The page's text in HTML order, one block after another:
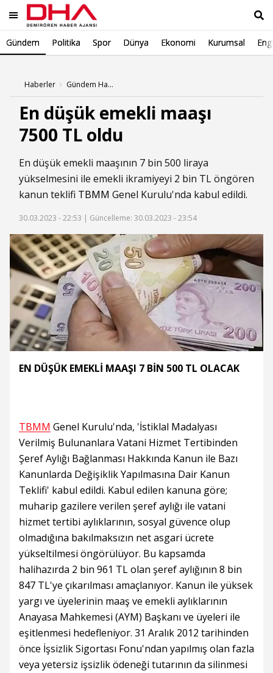
Gündem Politika Spor Dünya Ekonomi Kurumsal
Haberler Gündem Haberleri
En düşük emekli maaşı
7500 TL oldu
En düşük emekli maaşının 7 bin 500 liraya
yükselmesini ile emekli ikramiyeyi 2 bin TL öngören
kanun teklifi TBMM Genel Kurulu'nda kabul edildi.
30.03.2023 - 22:53 | Güncelleme: 30.03.2023 - 23:54
EN DÜŞÜK EMEKLİ MAAŞI 7 BİN 500 TL OLACAK
TBMM Genel Kurulu'nda, 'İstiklal Madalyası
Verilmiş Bulunanlara Vatani Hizmet Tertibinden
Şeref Aylığı Bağlanması Hakkında Kanun ile Bazı
Kanunlarda Değişiklik Yapılmasına Dair Kanun
Teklifi' kabul edildi. Kabul edilen kanuna göre;
muharip gazilere verilen şeref aylığı ile vatani
hizmet tertibi aylıklarının, sosyal güvence olup
olmadığına bakılmaksızın net asgari ücrete
yükseltilmesi öngörülüyor. Bu kapsamda
halihazırda 2 bin 961 TL olan şeref aylığının 8 bin
847 TL'ye çıkarılması amaçlanıyor. Kanun ile yüksek
yargı ve üyelerinin maaş ve emekli aylıklarının
Anayasa Mahkemesi (AYM) Başkanı ve üyeleri ile
eşitlenmesi hedefleniyor. 31 Aralık 2012 tarihinden
önce İşsizlik Sigortası Fonu'ndan yapılmış olan fazla
veya yetersiz işsizlik ödeneği tutarının da silinmesi